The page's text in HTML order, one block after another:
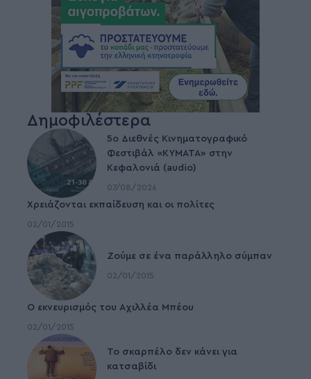
Δημοφιλέστερα
5ο Διεθνές Κινηματογραφικό
Φεστιβάλ «ΚΥΜΑΤΑ» στην
Κεφαλονιά (audio)
07/08/2026
Χρειάζονται εκπαίδευση και οι πολίτες
02/01/2015
Ζούμε σε ένα παράλληλο σύμπαν
02/01/2015
Ο εκνευρισμός του Αχιλλέα Μπέου
02/01/2015
To σκαρπέλο δεν κάνει για
κατσαβίδι